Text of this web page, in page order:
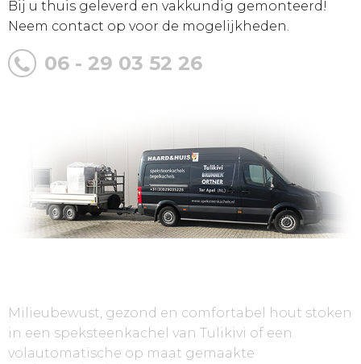
Bij u thuis geleverd en vakkundig gemonteerd!
Neem contact op voor de mogelijkheden.
06 - 29 03 52 26
Milieubewust, gezond en comfortabel hout stoken
in een speksteenkachel van Tulikivi of een
volautomatische op maat gemaakte